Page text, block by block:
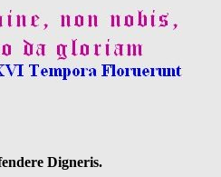
Digneris.